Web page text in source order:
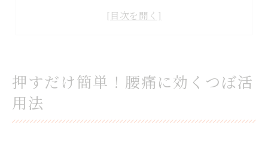
腰痛改善に役立つセルフつぼ押しの基本
腰痛予防のための簡単セルフつぼケア法
押すだけ簡単！腰痛に効くつぼ活
用法